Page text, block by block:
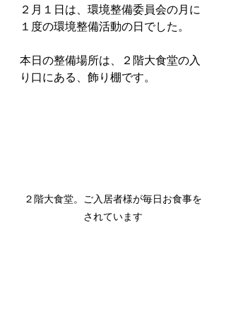
２月１日は、環境整備委員会の月に
１度の環境整備活動の日でした。
本日の整備場所は、２階大食堂の入
り口にある、飾り棚です。
２階大食堂。ご入居者様が毎日お食事を
されています